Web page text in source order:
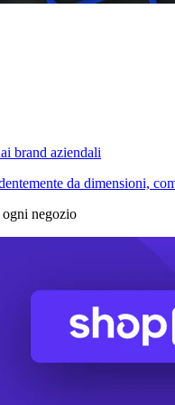
brand aziendali
da dimensioni,
negozio